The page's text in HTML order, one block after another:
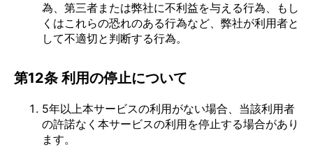
為、第三者または弊社に不利益を与える行為、もし
くはこれらの恐れのある行為など、弊社が利用者と
して不適切と判断する行為。
第12条 利用の停止について
5年以上本サービスの利用がない場合、当該利用者
の許諾なく本サービスの利用を停止する場合があり
ます。